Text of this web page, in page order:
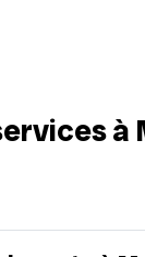
à